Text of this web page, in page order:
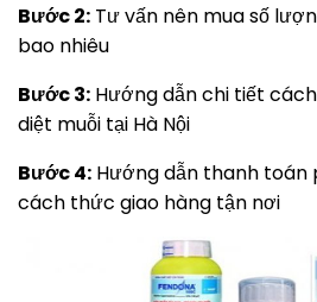
Bước 2: Tư vấn nên mua số
bao nhiêu
Bước 3: Hướng dẫn chi tiết
diệt muỗi tại Hà Nội
Bước 4: Hướng dẫn thanh toán
cách thức giao hàng tận nơi